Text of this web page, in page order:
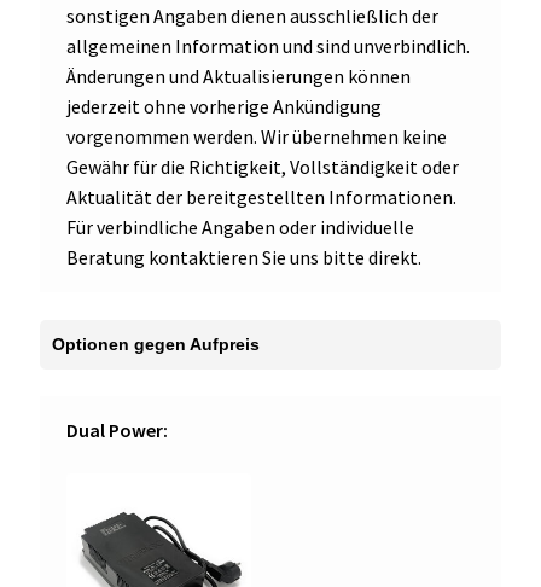
sonstigen Angaben dienen ausschließlich der
allgemeinen Information und sind unverbindlich.
Änderungen und Aktualisierungen können
jederzeit ohne vorherige Ankündigung
vorgenommen werden. Wir übernehmen keine
Gewähr für die Richtigkeit, Vollständigkeit oder
Aktualität der bereitgestellten Informationen.
Für verbindliche Angaben oder individuelle
Beratung kontaktieren Sie uns bitte direkt.
Optionen gegen Aufpreis
Dual Power: